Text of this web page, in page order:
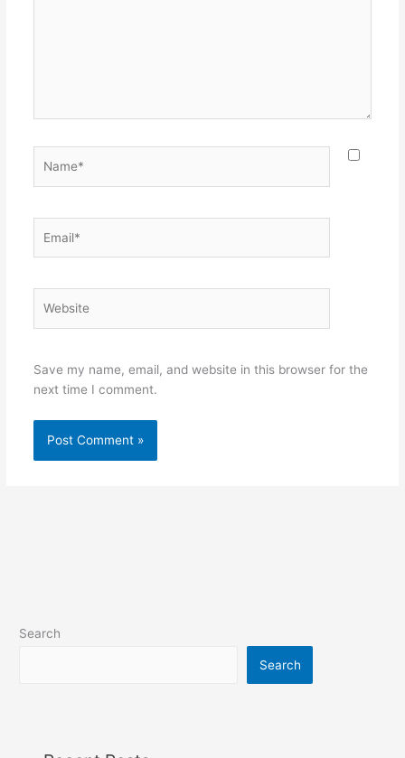
Save my name, email, and website in this browser for the
next time I comment.
Search
Search